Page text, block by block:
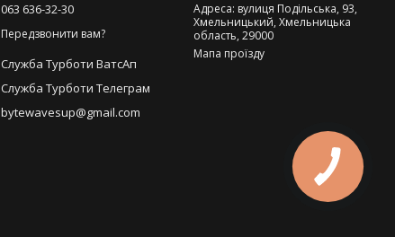
063 636-32-30
Передзвонити вам?
Служба Турботи ВатсАп
Служба Турботи Телеграм
bytewavesup@gmail.com
Адреса: вулиця Подільська, 93,
Хмельницький, Хмельницька
область, 29000
Мапа проїзду